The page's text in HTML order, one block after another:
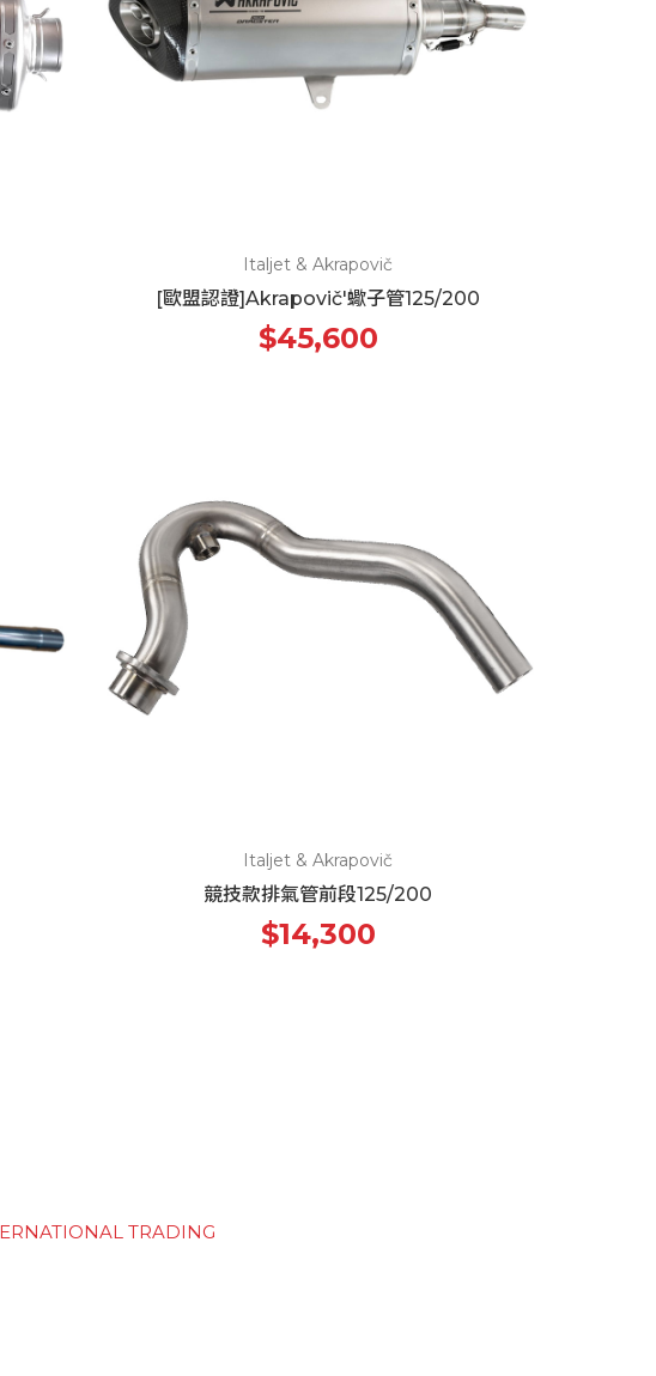
Italjet & Akrapovič
[歐盟認證]Akrapovič'蠍子管125/200
$45,600
Italjet & Akrapovič
競技款排氣管前段125/200
$14,300
TRADING